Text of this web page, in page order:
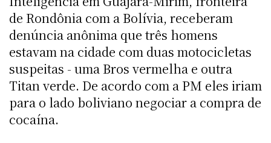
de Rondônia com a Bolívia, receberam
denúncia anônima que três homens
estavam na cidade com duas motocicletas
suspeitas - uma Bros vermelha e outra
Titan verde. De acordo com a PM eles iriam
para o lado boliviano negociar a compra de
cocaína.